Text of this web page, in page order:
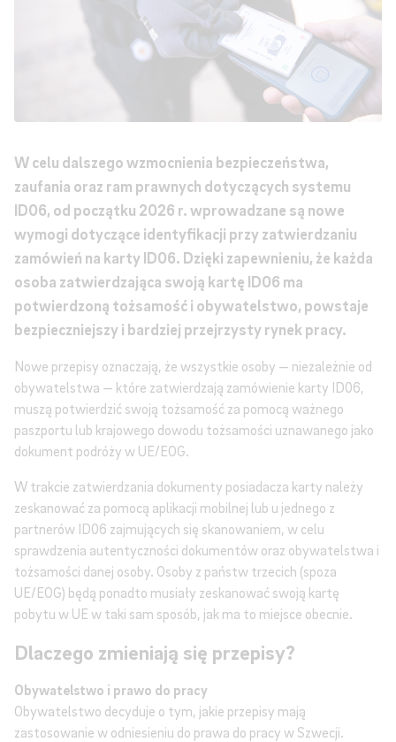
W celu dalszego wzmocnienia bezpieczeństwa,
zaufania oraz ram prawnych dotyczących systemu
ID06, od początku 2026 r. wprowadzane są nowe
wymogi dotyczące identyfikacji przy zatwierdzaniu
zamówień na karty ID06. Dzięki zapewnieniu, że każda
osoba zatwierdzająca swoją kartę ID06 ma
potwierdzoną tożsamość i obywatelstwo, powstaje
bezpieczniejszy i bardziej przejrzysty rynek pracy.
Nowe przepisy oznaczają, że wszystkie osoby — niezależnie od
obywatelstwa — które zatwierdzają zamówienie karty ID06,
muszą potwierdzić swoją tożsamość za pomocą ważnego
paszportu lub krajowego dowodu tożsamości uznawanego jako
dokument podróży w UE/EOG.
W trakcie zatwierdzania dokumenty posiadacza karty należy
zeskanować za pomocą aplikacji mobilnej lub u jednego z
partnerów ID06 zajmujących się skanowaniem, w celu
sprawdzenia autentyczności dokumentów oraz obywatelstwa i
tożsamości danej osoby. Osoby z państw trzecich (spoza
UE/EOG) będą ponadto musiały zeskanować swoją kartę
pobytu w UE w taki sam sposób, jak ma to miejsce obecnie.
Dlaczego zmieniają się przepisy?
Obywatelstwo i prawo do pracy
Obywatelstwo decyduje o tym, jakie przepisy mają
zastosowanie w odniesieniu do prawa do pracy w Szwecji.